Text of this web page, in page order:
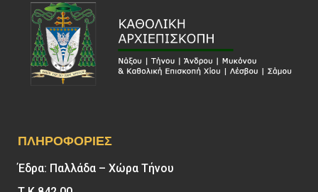
ΠΛΗΡΟΦΟΡΊΕΣ
Έδρα: Παλλάδα – Χώρα Τήνου